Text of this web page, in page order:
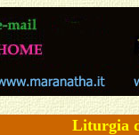
Liturgia